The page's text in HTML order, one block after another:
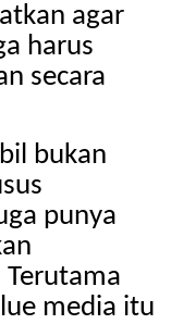
agar
harus
secara
bukan
punya
media itu